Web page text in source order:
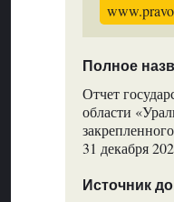
Полное
Отчет
области
31 декабря
Источник